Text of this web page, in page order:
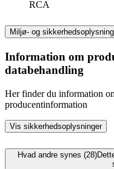
RCA
Miljø- og
Information om
databehandling
Her finder du information
producentinformation
Vis sikkerhedsoplysninger
Hvad andre synes (28)